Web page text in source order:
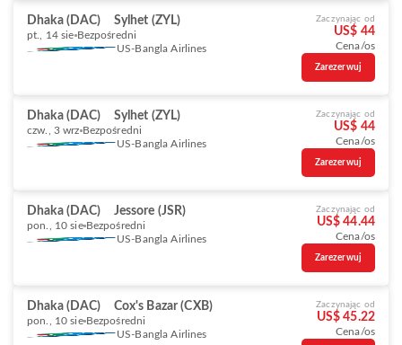
Dhaka (DAC) Sylhet (ZYL)
pt., 14 sie Bezpośredni
US-Bangla Airlines
Zaczynając od
US$ 44
Cena/os
Zarezerwuj
Dhaka (DAC) Sylhet (ZYL)
czw., 3 wrz Bezpośredni
US-Bangla Airlines
Zaczynając od
US$ 44
Cena/os
Zarezerwuj
Dhaka (DAC) Jessore (JSR)
pon., 10 sie Bezpośredni
US-Bangla Airlines
Zaczynając od
US$ 44.44
Cena/os
Zarezerwuj
Dhaka (DAC) Cox's Bazar (CXB)
pon., 10 sie Bezpośredni
US-Bangla Airlines
Zaczynając od
US$ 45.22
Cena/os